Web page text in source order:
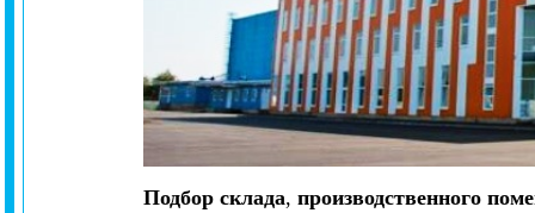
Подбор склада, производственного